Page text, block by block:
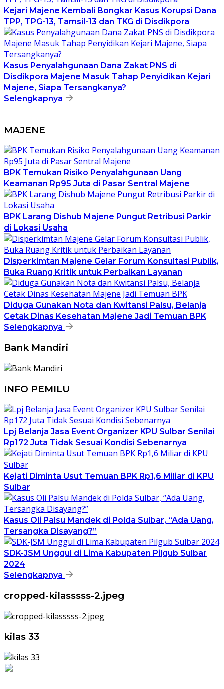
Kejari Majene Kembali Bongkar Kasus Korupsi Dana
TPP, TPG-13, Tamsil-13 dan TKG di Disdikpora
Kasus Penyalahgunaan Dana Zakat PNS di
Disdikpora Majene Masuk Tahap Penyidikan Kejari
Majene, Siapa Tersangkanya?
Selengkapnya
MAJENE
BPK Temukan Risiko Penyalahgunaan Uang
Keamanan Rp95 Juta di Pasar Sentral Majene
BPK Larang Dishub Majene Pungut Retribusi Parkir
di Lokasi Usaha
Disperkimtan Majene Gelar Forum Konsultasi Publik,
Buka Ruang Kritik untuk Perbaikan Layanan
Diduga Gunakan Nota dan Kwitansi Palsu, Belanja
Cetak Dinas Kesehatan Majene Jadi Temuan BPK
Selengkapnya
Bank Mandiri
INFO PEMILU
Lpj Belanja Jasa Event Organizer KPU Sulbar Senilai
Rp172 Juta Tidak Sesuai Kondisi Sebenarnya
Kejati Diminta Usut Temuan BPK Rp1,6 Miliar di KPU
Sulbar
Kasus Oli Palsu Mandek di Polda Sulbar, “Ada Uang,
Tersangka Disayang?”
SDK-JSM Unggul di Lima Kabupaten Pilgub Sulbar
2024
Selengkapnya
cropped-kilasssss-2.jpeg
kilas 33